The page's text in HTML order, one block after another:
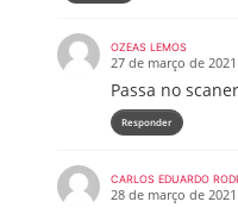
OZEAS LEMOS
27 de março de 2021
Passa no
Responder
CARLOS EDUARDO
28 de março de 2021